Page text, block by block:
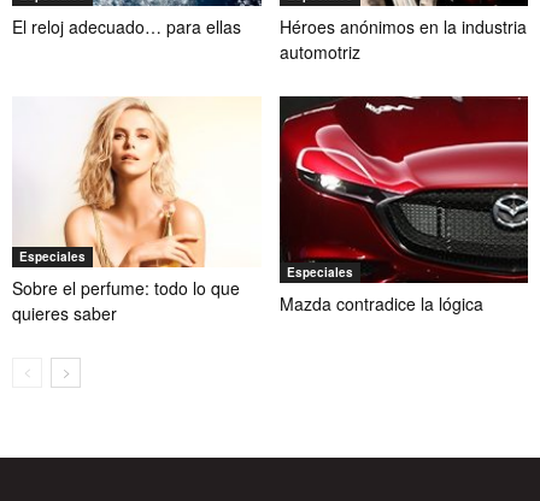
El reloj adecuado… para ellas
Héroes anónimos en la industria
automotriz
Especiales
Sobre el perfume: todo lo que
quieres saber
Especiales
Mazda contradice la lógica